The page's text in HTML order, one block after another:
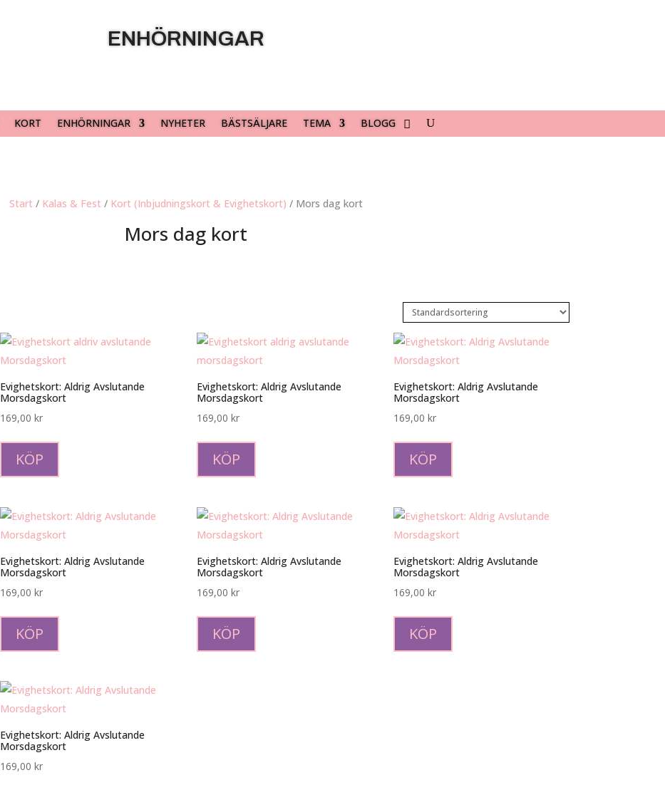
ENHÖRNINGAR
KORT ENHÖRNINGAR NYHETER BÄSTSÄLJARE TEMA BLOGG
Start / Kalas & Fest / Kort (Inbjudningskort & Evighetskort) / Mors dag kort
Mors dag kort
Evighetskort: Aldrig Avslutande
Morsdagskort
169,00kr
KÖP
Evighetskort: Aldrig Avslutande
Morsdagskort
169,00kr
KÖP
Evighetskort: Aldrig Avslutande
Morsdagskort
169,00 kr
KÖP
Evighetskort: Aldrig Avslutande
Morsdagskort
169,00kr
KÖP
Evighetskort: Aldrig Avslutande
Morsdagskort
169,00kr
KÖP
Evighetskort: Aldrig Avslutande
Morsdagskort
169,00 kr
KÖP
Evighetskort: Aldrig Avslutande
Morsdagskort
169,00kr